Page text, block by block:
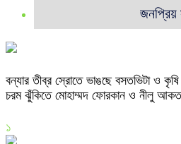
জনপ্রিয়
বন্যার তীব্র স্রোতে ভাঙছে বসতভিটা ও
চরম ঝুঁকিতে মোহাম্মদ ফোরকান ও নীলু
১